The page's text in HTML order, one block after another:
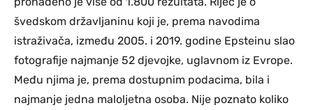
švedskom državljaninu koji je, prema navodima
istraživača, između 2005. i 2019. godine Epsteinu slao
fotografije najmanje 52 djevojke, uglavnom iz Evrope.
Među njima je, prema dostupnim podacima, bila i
najmanje jedna maloljetna osoba. Nije poznato koliko